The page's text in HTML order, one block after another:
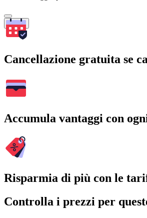
Cerca
Cancellazione gratuita se
Accumula vantaggi con
Risparmia di più con le
Controlla i prezzi per